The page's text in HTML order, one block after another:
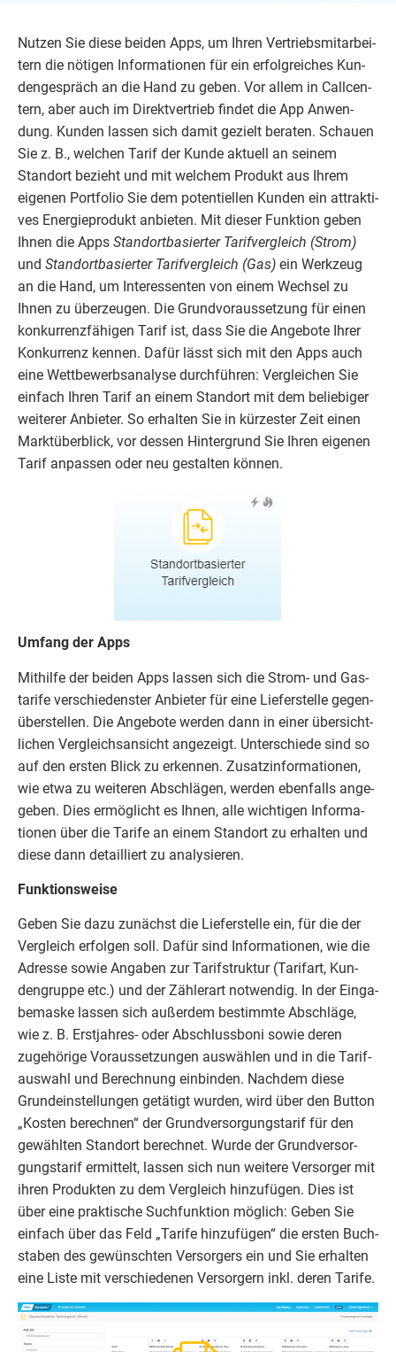
Nut­zen Sie die­se bei­den Apps, um Ihren Ver­triebs­mit­ar­bei­
tern die nöti­gen Infor­ma­tio­nen für ein erfolg­rei­ches Kun­
den­ge­spräch an die Hand zu geben. Vor allem in Call­cen­
tern, aber auch im Direkt­ver­trieb fin­det die App Anwen­
dung. Kun­den las­sen sich damit gezielt bera­ten. Schau­en
Sie z. B., wel­chen Tarif der Kun­de aktu­ell an sei­nem
Stand­ort bezieht und mit wel­chem Pro­dukt aus Ihrem
eige­nen Port­fo­lio Sie dem poten­ti­el­len Kun­den ein attrak­ti­
ves Ener­gie­pro­dukt anbie­ten. Mit die­ser Funk­ti­on geben
Ihnen die Apps Stand­ort­ba­sier­ter Tarif­ver­gleich (Strom)
und Stand­ort­ba­sier­ter Tarif­ver­gleich (Gas) ein Werk­zeug
an die Hand, um Inter­es­sen­ten von einem Wech­sel zu
Ihnen zu über­zeu­gen. Die Grund­vor­aus­set­zung für einen
kon­kur­renz­fä­hi­gen Tarif ist, dass Sie die Ange­bo­te Ihrer
Kon­kur­renz ken­nen. Dafür lässt sich mit den Apps auch
eine Wett­be­werbs­ana­ly­se durch­füh­ren: Ver­glei­chen Sie
ein­fach Ihren Tarif an einem Stand­ort mit dem belie­bi­ger
wei­te­rer Anbie­ter. So erhal­ten Sie in kür­zes­ter Zeit einen
Markt­über­blick, vor des­sen Hin­ter­grund Sie Ihren eige­nen
Tarif anpas­sen oder neu gestal­ten können.
Umfang der Apps
Mit­hil­fe der bei­den Apps las­sen sich die Strom- und Gas­
ta­ri­fe ver­schie­dens­ter Anbie­ter für eine Lie­fer­stel­le gegen­
über­stel­len. Die Ange­bo­te wer­den dann in einer über­sicht­
li­chen Ver­gleichs­an­sicht ange­zeigt. Unter­schie­de sind so
auf den ers­ten Blick zu erken­nen. Zusatz­in­for­ma­tio­nen,
wie etwa zu wei­te­ren Abschlä­gen, wer­den eben­falls ange­
ge­ben. Dies ermög­licht es Ihnen, alle wich­ti­gen Infor­ma­
tio­nen über die Tari­fe an einem Stand­ort zu erhal­ten und
die­se dann detail­liert zu analysieren.
Funk­ti­ons­wei­se
Geben Sie dazu zunächst die Lie­fer­stel­le ein, für die der
Ver­gleich erfol­gen soll. Dafür sind Infor­ma­tio­nen, wie die
Adres­se sowie Anga­ben zur Tarif­struk­tur (Tarif­art, Kun­
den­grup­pe etc.) und der Zäh­ler­art not­wen­dig. In der Ein­ga­
be­mas­ke las­sen sich außer­dem bestimm­te Abschlä­ge,
wie z. B. Erst­jah­res- oder Abschluss­bo­ni sowie deren
zuge­hö­ri­ge Vor­aus­set­zun­gen aus­wäh­len und in die Tarif­
aus­wahl und Berech­nung ein­bin­den. Nach­dem die­se
Grund­ein­stel­lun­gen getä­tigt wur­den, wird über den But­ton
„Kos­ten berech­nen“ der Grund­ver­sor­gungs­ta­rif für den
gewähl­ten Stand­ort berech­net. Wur­de der Grund­ver­sor­
gungs­ta­rif ermit­telt, las­sen sich nun wei­te­re Ver­sor­ger mit
ihren Pro­duk­ten zu dem Ver­gleich hin­zu­fü­gen. Dies ist
über eine prak­ti­sche Such­funk­ti­on mög­lich: Geben Sie
ein­fach über das Feld „Tari­fe hin­zu­fü­gen“ die ers­ten Buch­
sta­ben des gewünsch­ten Ver­sor­gers ein und Sie erhal­ten
eine Lis­te mit ver­schie­de­nen Ver­sor­gern inkl. deren Tarife.